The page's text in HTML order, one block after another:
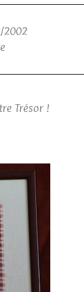
2002
Trésor !